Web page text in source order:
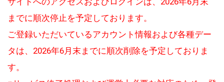
までに順次停止を予定しております。
ご登録いただいているアカウント情報および各種デー
タは、2026年6月末までに順次削除を予定しておりま
す。